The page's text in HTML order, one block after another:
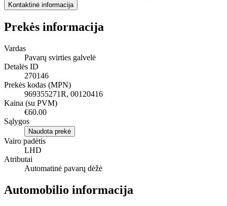
Kontaktinė informacija
Prekės informacija
Vardas
Pavarų svirties galvelė
Detalės ID
270146
Prekės kodas (MPN)
969355271R, 00120416
Kaina (su PVM)
€60.00
Sąlygos
Naudota prekė
Vairo padėtis
LHD
Atributai
Automatinė pavarų dėžė
Automobilio informacija